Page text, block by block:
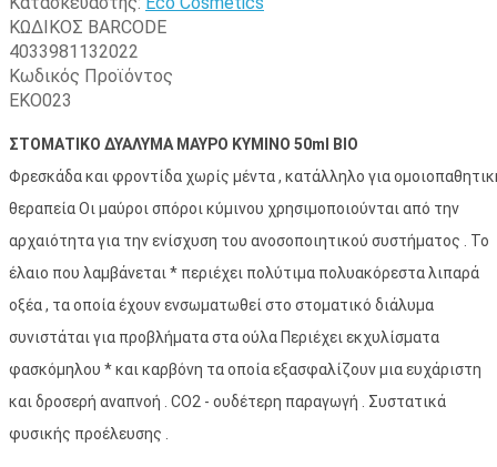
ΚΩΔΙΚΟΣ BARCODE
4033981132022
Κωδικός Προϊόντος
ΕΚΟ023
ΣΤΟΜΑΤΙΚΟ ΔΥΑΛΥΜΑ ΜΑΥΡΟ ΚΥΜΙΝΟ 50ml ΒΙΟ
Φρεσκάδα και φροντίδα χωρίς μέντα , κατάλληλο για
θεραπεία Οι μαύροι σπόροι κύμινου χρησιμοποιούνται από την
αρχαιότητα για την ενίσχυση του ανοσοποιητικού συστήματος . Το
έλαιο που λαμβάνεται * περιέχει πολύτιμα πολυακόρεστα λιπαρά
οξέα , τα οποία έχουν ενσωματωθεί στο στοματικό διάλυμα
συνιστάται για προβλήματα στα ούλα Περιέχει εκχυλίσματα
φασκόμηλου * και καρβόνη τα οποία εξασφαλίζουν μια ευχάριστη
και δροσερή αναπνοή . CO2 - ουδέτερη παραγωγή . Συστατικά
φυσικής προέλευσης .